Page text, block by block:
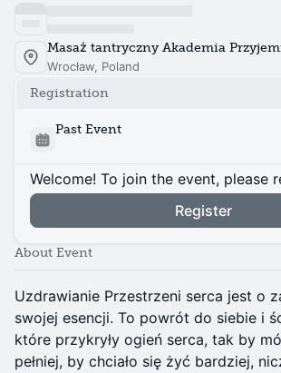
Masaż tantryczny Akademia
Wrocław, Poland
Registration
Past Event
Welcome! To join the event, please
Register
About Event
Uzdrawianie Przestrzeni serca jest o
swojej esencji. To powrót do siebie i
które przykryły ogień serca, tak by
pełniej, by chciało się żyć bardziej,